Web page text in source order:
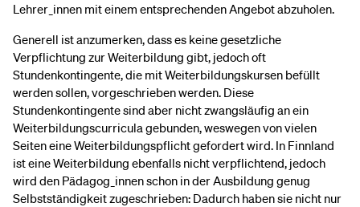
Lehrer_innen mit einem entsprechenden Angebot abzuholen.
Generell ist anzumerken, dass es keine gesetzliche
Verpflichtung zur Weiterbildung gibt, jedoch oft
Stundenkontingente, die mit Weiterbildungskursen befüllt
werden sollen, vorgeschrieben werden. Diese
Stundenkontingente sind aber nicht zwangsläufig an ein
Weiterbildungscurricula gebunden, weswegen von vielen
Seiten eine Weiterbildungspflicht gefordert wird. In Finnland
ist eine Weiterbildung ebenfalls nicht verpflichtend, jedoch
wird den Pädagog_innen schon in der Ausbildung genug
Selbstständigkeit zugeschrieben: Dadurch haben sie nicht nur